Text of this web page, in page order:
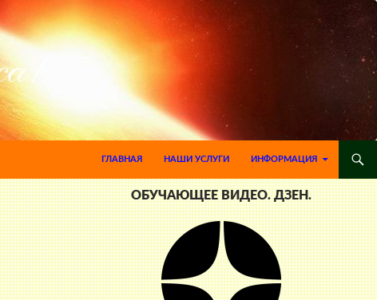
ГЛАВНАЯ
НАШИ УСЛУГИ ИНФОРМАЦИЯ
ОБУЧАЮЩЕЕ ВИДЕО. ДЗЕН.